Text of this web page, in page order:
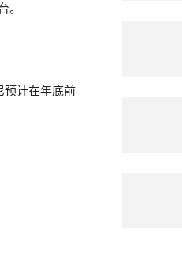
。
预计在年底前